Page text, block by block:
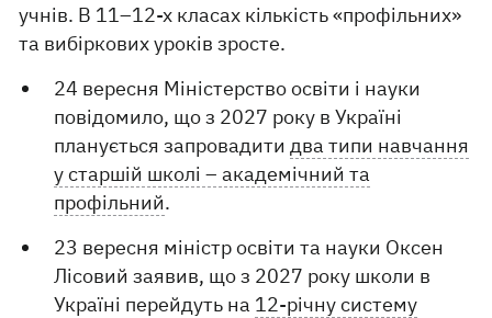
учнів. В 11–12-х класах кількість «профільних»
та вибіркових уроків зросте.
24 вересня Міністерство освіти і науки
повідомило, що з 2027 року в Україні
планується запровадитидва типи навчання
у старшій школі – академічний та
профільний.
23 вересня міністр освіти та науки Оксен
Лісовий заявив, що з 2027 року школи в
Україні перейдуть на 12-річну систему